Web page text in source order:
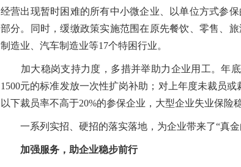
经营出现暂时困难的所有中小微企业、以单位方式参
部分。同时，缓缴政策实施范围在原先餐饮、零售、
制造业、汽车制造业等17个特困行业。
加大稳岗支持力度，多措并举助力企业用工。年底
1500元的标准发放一次性扩岗补助；对上年度未裁员
以下裁员率不高于20%的参保企业，大型企业失业保
一系列实招、硬招的落实落地，为企业带来了“真金
加强服务，助企业稳步前行